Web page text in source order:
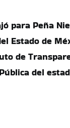
para Peña
Estado de
de
del